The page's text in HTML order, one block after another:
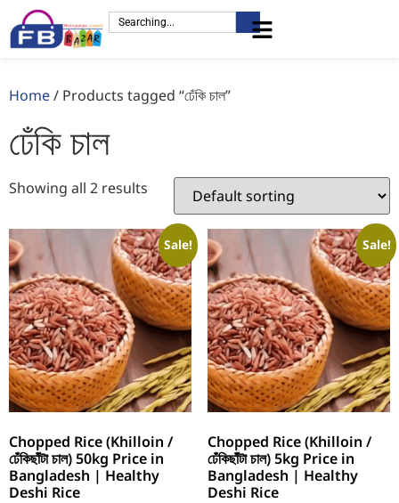
Home/ Products tagged “ঢেঁকি চাল”
ঢেঁকি চাল
Showing all 2 results
Sale!
Chopped Rice (Khilloin /
ঢেঁকিছাঁটা চাল) 50kg Price in
Bangladesh | Healthy
Deshi Rice
Sale!
Chopped Rice (Khilloin /
ঢেঁকিছাঁটা চাল) 5kg Price in
Bangladesh | Healthy
Deshi Rice